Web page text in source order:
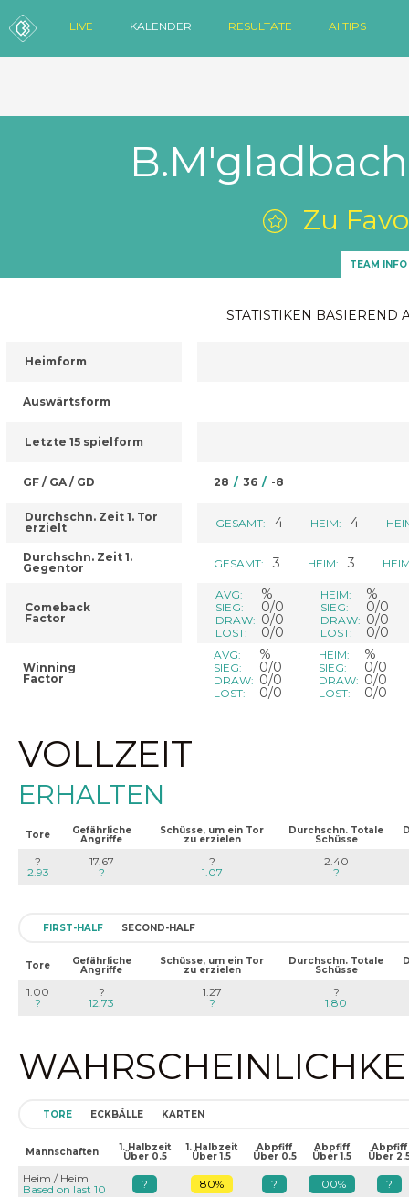
LIVE KALENDER RESULTATE AI TIPS
Zu
TEAM INFO
STATISTIKEN BASIEREND
Heimform
Auswärtsform
Letzte 15 spielform
GF / GA / GD
Durchschn. Zeit 1. Tor
erzielt
Durchschn. Zeit 1.
Gegentor
Comeback
Factor
Winning
Factor
28 / 36 / -8
GESAMT: 4 HEIM: 4
GESAMT: 3 HEIM: 3
AVG: %
SIEG: 0/0
DRAW: 0/0
LOST: 0/0
HEIM: %
SIEG: 0/0
DRAW: 0/0
LOST: 0/0
AVG: %
SIEG: 0/0
DRAW: 0/0
LOST: 0/0
HEIM: %
SIEG: 0/0
DRAW: 0/0
LOST: 0/0
VOLLZEIT
ERHALTEN
Tore Gefährliche
Angriffe
Schüsse, um ein Tor
zu erzielen
Durchschn. Totale
Schüsse
?
2.93
17.67
?
?
1.07
2.40
?
FIRST-HALF SECOND-HALF
Tore Gefährliche
Angriffe
Schüsse, um ein Tor
zu erzielen
Durchschn. Totale
Schüsse
1.00
?
?
12.73
1.27
?
?
1.80
TORE ECKBÄLLE KARTEN
Mannschaften 1. Halbzeit
Über 0.5
1. Halbzeit
Über 1.5
Abpfiff
Über 0.5
Abpfiff
Über 1.5
Abpfiff
Über
Heim / Heim
Based on last 10
? 80% ? 100% ?